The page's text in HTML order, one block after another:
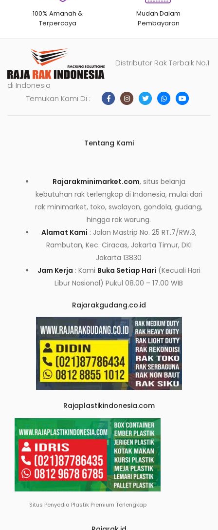
100% Amanah &
Terpercaya
Mudah Dalam
Pembayaran
Distributor Rak Terbaik No.1
di Indonesia
Temukan Kami Di :
Tentang Kami
Rajarakminimarket.com, situs belanja
kebutuhan rak terlengkap di Indonesia, mulai dari
rak minimarket, toko, swalayan, gondola, gudang,
hingga rak warung.
Alamat Kami : Jalan Mastrip No. 25 RT.7/RW.3,
Rambutan, Kec. Ciracas, Jakarta Timur, DKI
Jakarta 13830
Jam Kerja : Kami Buka Setiap Hari (Kecuali Hari
Libur Nasional) Pukul 08.00 – 17.00 WIB
Rajarakgudang.co.id
Rajaplastikindonesia.com
Situs Penyedia Plastik Premium Terlengkap